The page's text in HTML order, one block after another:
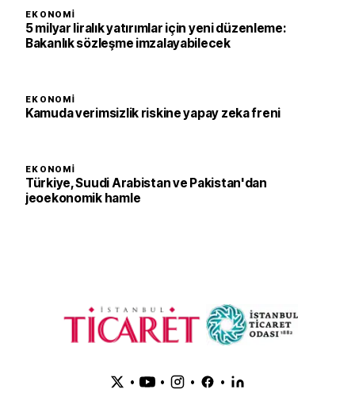
EKONOMI
5 milyar liralık yatırımlar için yeni düzenleme:
Bakanlık sözleşme imzalayabilecek
EKONOMI
Kamuda verimsizlik riskine yapay zeka freni
EKONOMI
Türkiye, Suudi Arabistan ve Pakistan'dan
jeoekonomik hamle
• • • •